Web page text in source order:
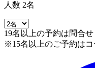
人数 2名
19名以上の予約は問合
※15名以上のご予約はコ